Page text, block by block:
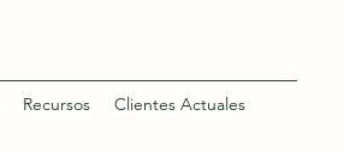
Recursos Clientes Actuales